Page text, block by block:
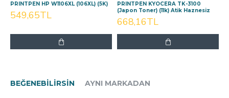
PRINTPEN HP W1106XL (106XL) (5K)
549,65TL
PRINTPEN KYOCERA TK-3100
(Japon Toner) (11k) Atik Haznesiz
668,16TL
BEĞENEBILIRSIN AYNI MARKADAN